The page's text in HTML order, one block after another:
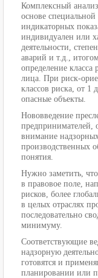
Комплексный
основе
индикаторных
индивидуален или
деятельности,
аварий и т.д.,
определение класса
лица. При риск-
классов риска, от 1
опасные объекты.
Нововведение
предпринимателей,
внимание
производственных
понятия.
Нужно заметить,
в правовое поле,
рисков, более
в целых отраслях
последовательно
минимуму.
Соответствующие
надзорную
готовятся и
планировании или